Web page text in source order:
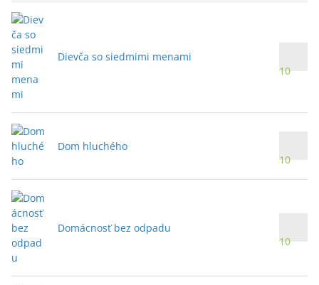
Dievča so siedmimi menami
10
Dom hluchého
10
Domácnosť bez odpadu
10